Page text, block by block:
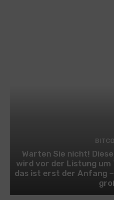
Warten Sie nicht!
wird vor der Listung um
das ist erst der Anfang